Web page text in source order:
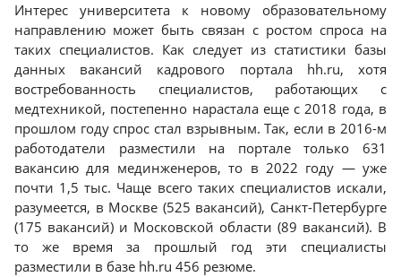
Интерес университета к новому образовательному
направлению может быть связан с ростом спроса на
таких специалистов. Как следует из статистики базы
данных вакансий кадрового портала hh.ru, хотя
востребованность специалистов, работающих с
медтехникой, постепенно нарастала еще с 2018 года, в
прошлом году спрос стал взрывным. Так, если в 2016-м
работодатели разместили на портале только 631
вакансию для мединженеров, то в 2022 году — уже
почти 1,5 тыс. Чаще всего таких специалистов искали,
разумеется, в Москве (525 вакансий), Санкт-Петербурге
(175 вакансий) и Московской области (89 вакансий). В
то же время за прошлый год эти специалисты
разместили в базе hh.ru 456 резюме.